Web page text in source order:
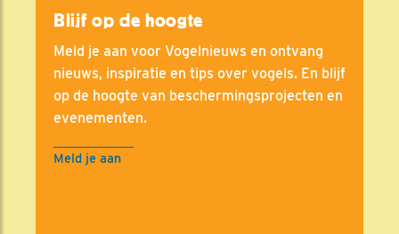
Blijf op de hoogte
Meld je aan voor Vogelnieuws en ontvang
nieuws, inspiratie en tips over vogels. En blijf
op de hoogte van beschermingsprojecten en
evenementen.
Meld je aan